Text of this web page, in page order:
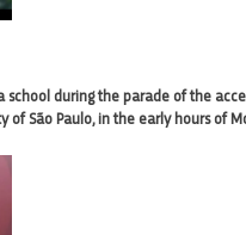
school during the parade of the
São Paulo, in the early hours of